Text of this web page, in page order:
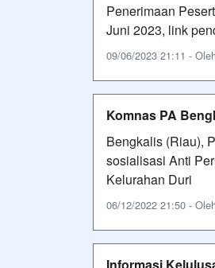
Penerimaan
Juni 2023, link
09/06/2023 21:11 -
Komnas PA
Bengkalis (Riau),
sosialisasi Anti
Kelurahan Duri
06/12/2022 21:50 -